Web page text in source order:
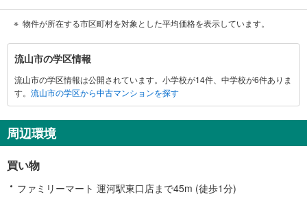
物件が所在する市区町村を対象とした平均価格を表示しています。
流
山
市
に
す
る
報
流山市の学区情報
流山市の学区情報は公開されています。小学校が14件、中学校が6件ありま
す。 流山市の学区から中古マンションを探す
周辺環境
買い物
ファミリーマート 運河駅東口店まで45m (徒歩1分)